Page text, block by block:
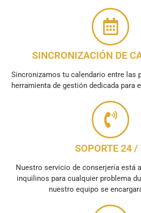
SINCRONIZACIÓN DE
Sincronizamos tu calendario entre las
herramienta de gestión dedicada para
SOPORTE 24 /
Nuestro servicio de conserjería está
inquilinos para cualquier problema
nuestro equipo se